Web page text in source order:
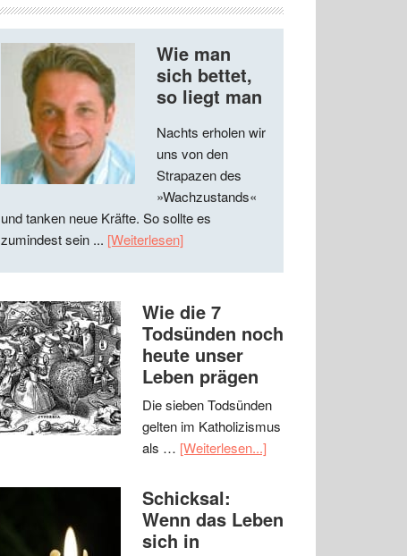
Wie man
sich bettet,
so liegt man
Nachts erholen wir
uns von den
Strapazen des
»Wachzustands«
und tanken neue Kräfte. So sollte es
zumindest sein ... [Weiterlesen]
Wie die 7
Todsünden noch
heute unser
Leben prägen
Die sieben Todsünden
gelten im Katholizismus
als … [Weiterlesen...]
Schicksal:
Wenn das Leben
sich in